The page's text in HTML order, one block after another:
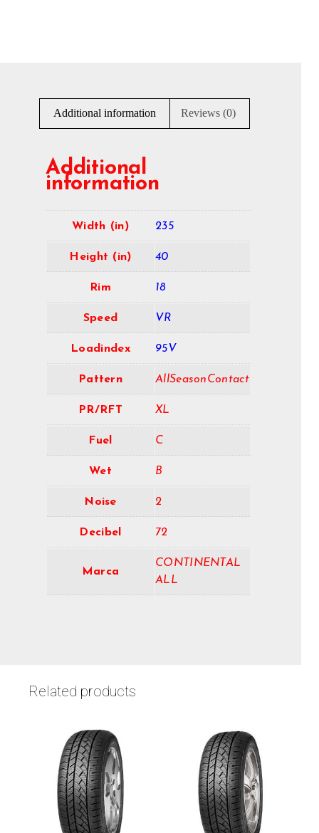
Additional information Reviews (0)
Additional
information
Width (in) 235
Height (in) 40
Rim 18
Speed VR
Loadindex 95V
Pattern AllSeasonContact
PR/RFT XL
Fuel C
Wet B
Noise 2
Decibel 72
Marca
CONTINENTAL
ALL
Related products